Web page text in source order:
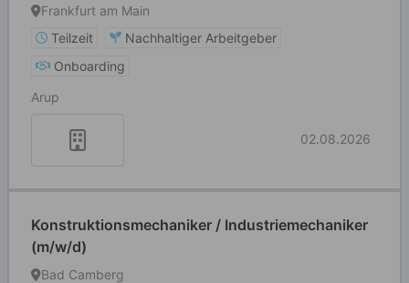
Frankfurt am Main
Teilzeit
Nachhaltiger Arbeitgeber
Onboarding
Arup
02.08.2026
Konstruktionsmechaniker / Industriemechaniker
(m/w/d)
Bad Camberg